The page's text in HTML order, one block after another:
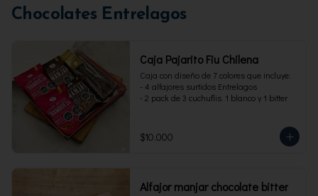
Chocolates Entrelagos
Caja Pajarito Fiu Chilena
Caja con diseño de 7 colores que incluye:
- 4 alfajores surtidos Entrelagos
- 2 pack de 3 cuchuflis. 1 blanco y 1 bitter
$10.000
Alfajor manjar chocolate bitter